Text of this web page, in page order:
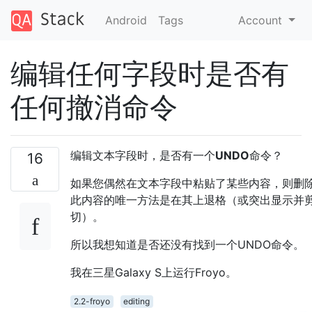
Android Tags Account
编辑任何字段时是否有
任何撤消命令
16 编辑文本字段时，是否有一个UNDO命令？
如果您偶然在文本字段中粘贴了某些内容，则删
此内容的唯一方法是在其上退格（或突出显示并
切）。
所以我想知道是否还没有找到一个UNDO命令。
我在三星Galaxy S上运行Froyo。
2.2-froyo
editing